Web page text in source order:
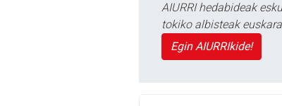
AIURRI hedabideak
tokiko albisteak
Egin AIURRIkide!